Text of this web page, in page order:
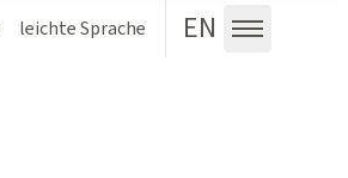
leichte Sprache EN
Menü